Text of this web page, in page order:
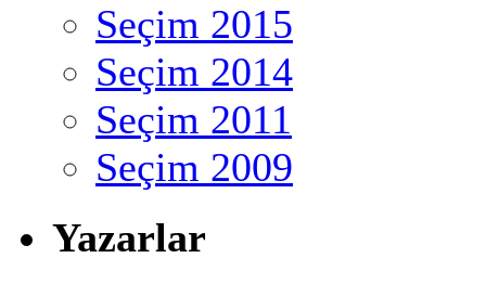
Seçim 2015
Seçim 2014
Seçim 2011
Seçim 2009
Yazarlar